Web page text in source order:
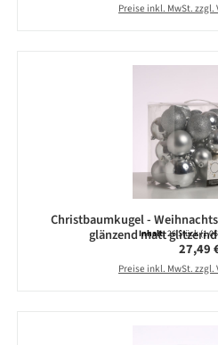
Preise inkl. MwSt.
Christbaumkugel -
glänzend matt
Inhalt:26 Stück
27,49
Preise inkl. MwSt.